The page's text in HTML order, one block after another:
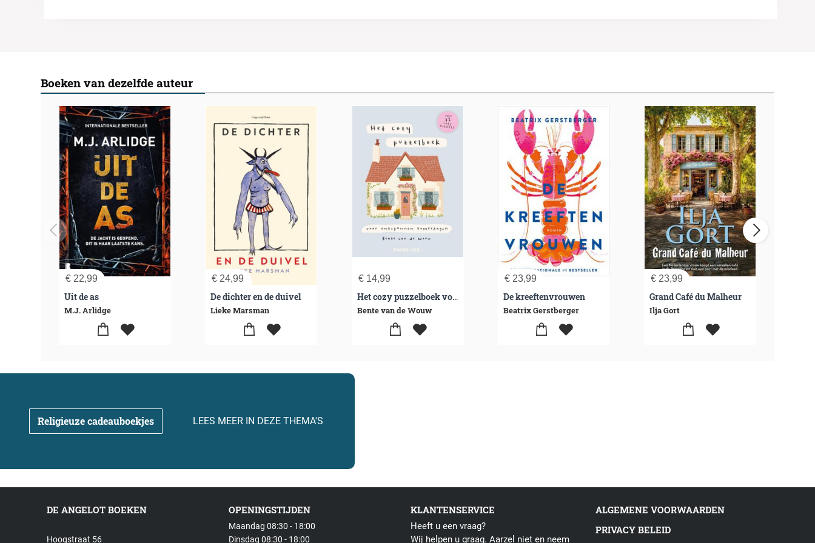
Boeken van dezelfde auteur
€ 22,99
Uit de as
M.J. Arlidge
€ 24,99
De dichter en de duivel
Lieke Marsman
€14,99
Het cozy puzzelboek voor ontspannen zomerdagen
Bente van de Wouw
€23,99
De kreeftenvrouwen
Beatrix Gerstberger
€ 23,99
Grand Café du Malheur
Ilja Gort
Religieuze cadeauboekjes LEES MEER IN DEZE THEMA'S
DE ANGELOT BOEKEN
Hoogstraat 56
OPENINGSTIJDEN
Maandag 08:30 - 18:00
Dinsdag 08:30 - 18:00
KLANTENSERVICE
Heeft u een vraag?
Wij helpen u graag. Aarzel niet en neem
ALGEMENE VOORWAARDEN
PRIVACY BELEID